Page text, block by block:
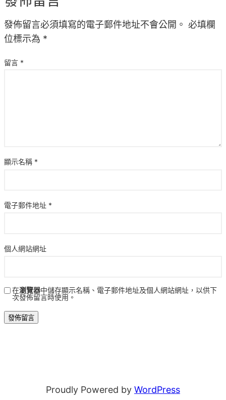
發佈留言必須填寫的電子郵件地址不會公開。 必填欄
位標示為 *
留言 *
顯示名稱 *
電子郵件地址 *
個人網站網址
在瀏覽器中儲存顯示名稱、電子郵件地址及個人網站網址，以供下
次發佈留言時使用。
Proudly Powered by WordPress